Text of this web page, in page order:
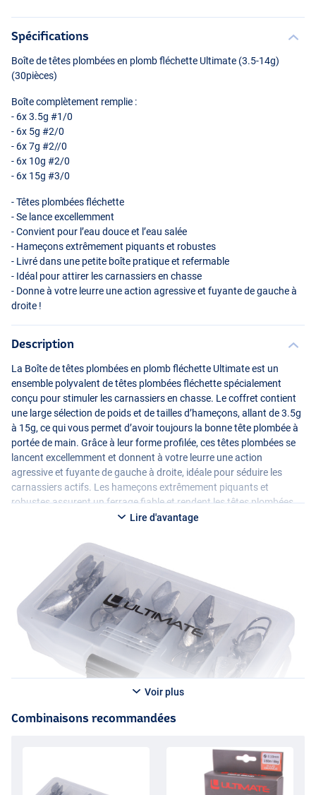
Spécifications
Boîte de têtes plombées en plomb fléchette Ultimate (3.5-14g)
(30pièces)
Boîte complètement remplie :
- 6x 3.5g #1/0
- 6x 5g #2/0
- 6x 7g #2//0
- 6x 10g #2/0
- 6x 15g #3/0
- Têtes plombées fléchette
- Se lance excellemment
- Convient pour l’eau douce et l’eau salée
- Hameçons extrêmement piquants et robustes
- Livré dans une petite boîte pratique et refermable
- Idéal pour attirer les carnassiers en chasse
- Donne à votre leurre une action agressive et fuyante de gauche à
droite !
Description
La Boîte de têtes plombées en plomb fléchette Ultimate est un
ensemble polyvalent de têtes plombées fléchette spécialement
conçu pour stimuler les carnassiers en chasse. Le coffret contient
une large sélection de poids et de tailles d’hameçons, allant de 3.5g
à 15g, ce qui vous permet d’avoir toujours la bonne tête plombée à
portée de main. Grâce à leur forme profilée, ces têtes plombées se
lancent excellemment et donnent à votre leurre une action
agressive et fuyante de gauche à droite, idéale pour séduire les
carnassiers actifs. Les hameçons extrêmement piquants et
robustes assurent un ferrage fiable et rendent les têtes plombées
adaptées aussi bien à l’eau douce qu’à l’eau salée. Le tout est livré
parfaite pour les pêcheurs qui souhaitent pratiquer la pêche à
dander de manière ciblée et efficace.
Lire d'avantage
Voir plus
Combinaisons recommandées